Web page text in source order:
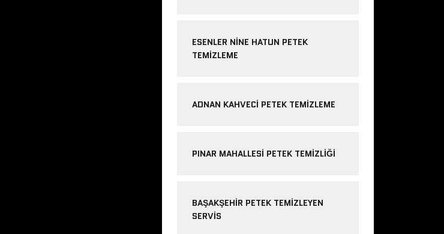
ESENLER NINE HATUN PETEK
TEMIZLEME
ADNAN KAHVECI PETEK TEMIZLEME
PINAR MAHALLESI PETEK TEMIZLIĞI
BAŞAKŞEHIR PETEK TEMIZLEYEN
SERVIS